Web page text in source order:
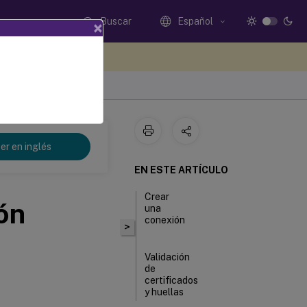
Buscar Español
en inglés
>
EN ESTE ARTÍCULO
Crear
una
conexión
Validación
de
certificados
y huellas
×